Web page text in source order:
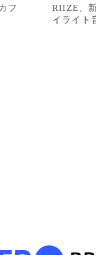
フ
RIIZE、
イライト